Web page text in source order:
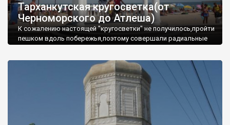
Тарханкутская кругосветка(от
Черноморского до Атлеша)
К сожалению настоящей "кругосветки" не получилось,пройти
пешком вдоль побережья,поэтому совершали радиальные